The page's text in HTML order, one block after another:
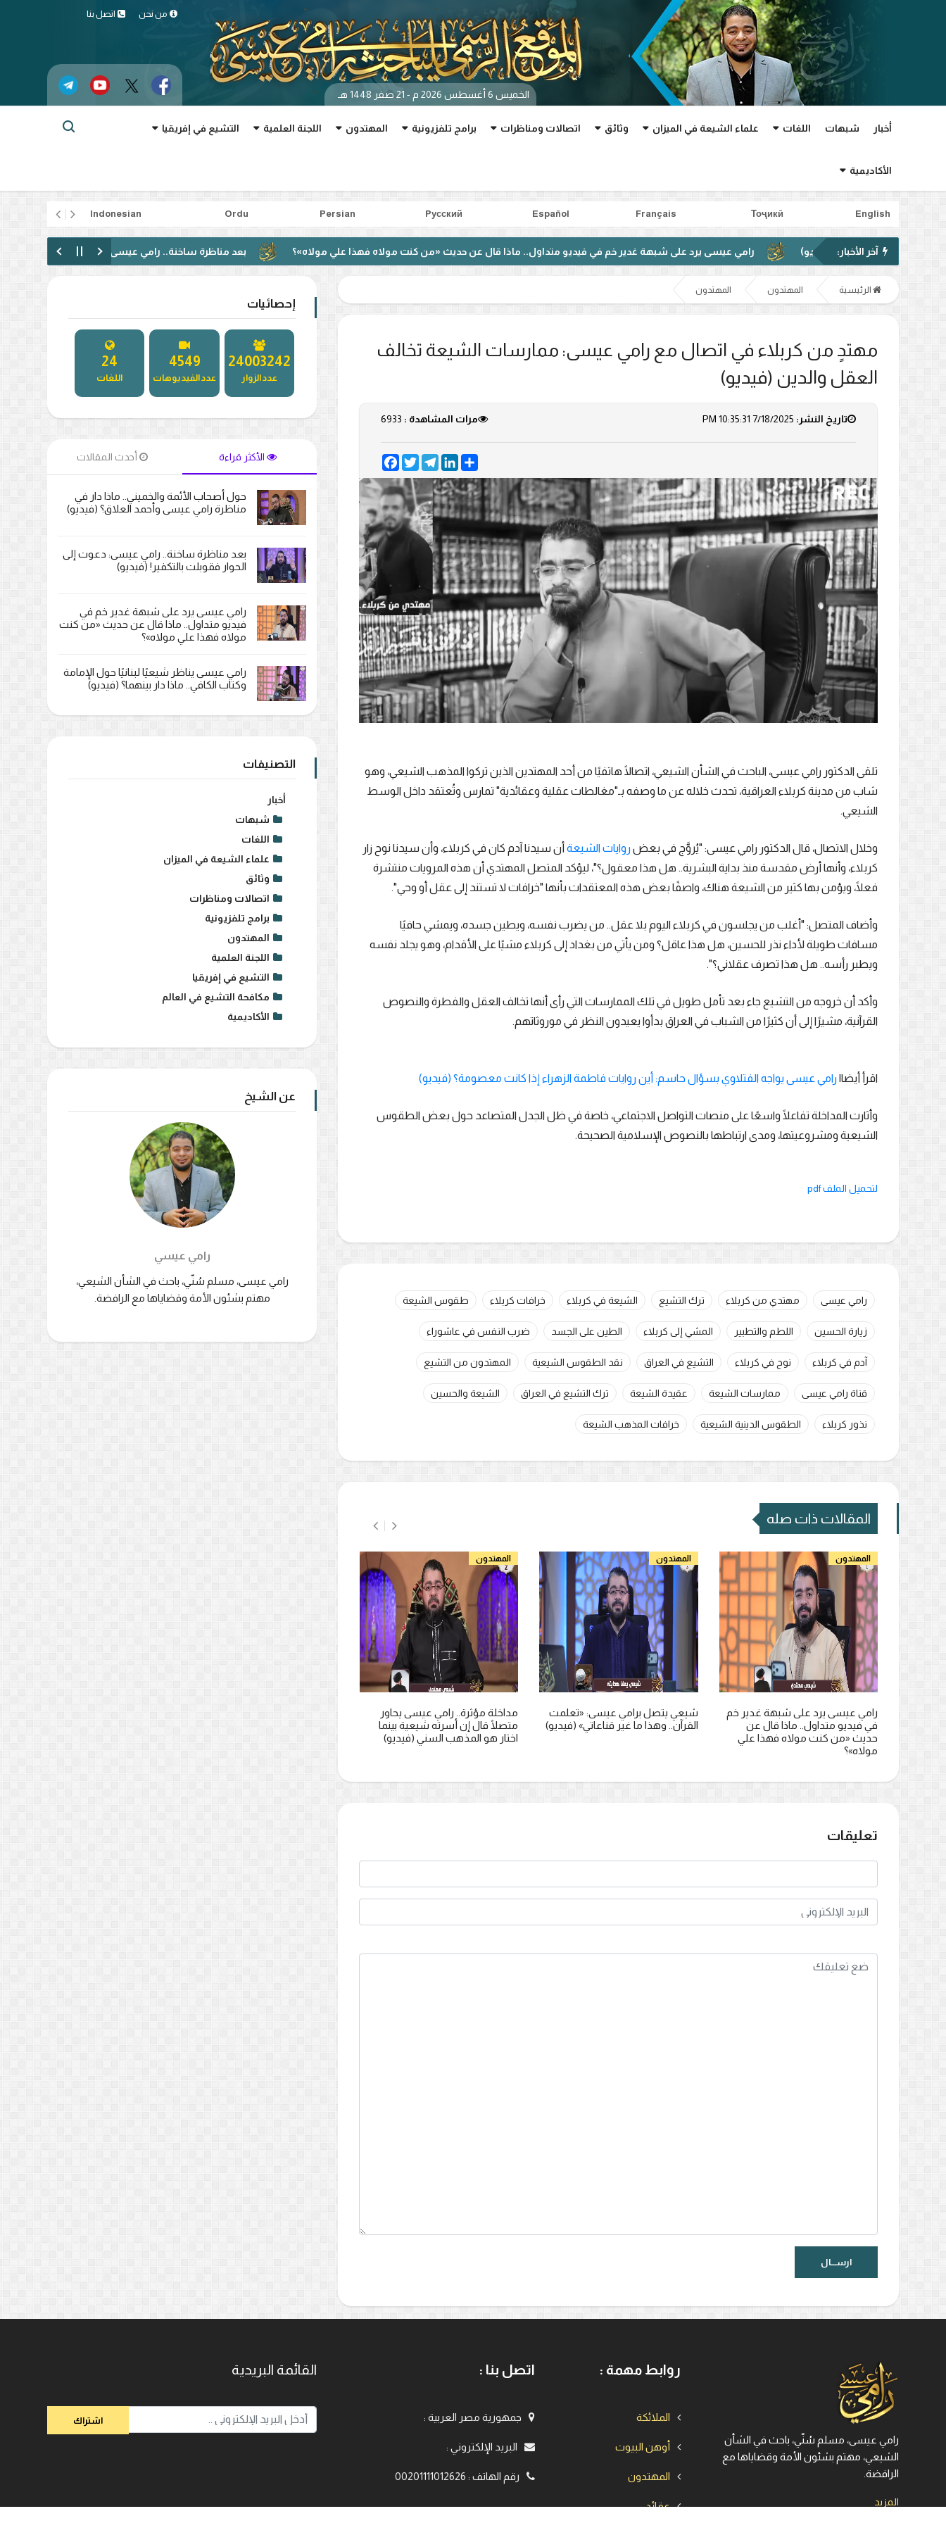
من نحن اتصل بنا
الخميس 6 أغسطس 2026 م - 21 صفر 1448 هـ
أخبار شبهات اللغات علماء الشيعة في الميزان وثائق اتصالات ومناظرات برامج تلفزيونية المهتدون اللجنة العلمية التشيع في إفريقيا
الأكاديمية
English
Тоҷикӣ
Français
Español
Pусский
Persian
Ordu
Indonesian
آخر الأخبار: رامي عيسى يرد على شبهة غدير خم في فيديو متداول.. ماذا قال عن حديث «من كنت مولاه فهذا علي مولاه»؟ بعد مناظرة ساخنة.. رامي عيسى: دعوت إلى الحوار فقوبلت بالتكفير! (فيديو)
الرئيسية المهتدون المهتدون
مهتدٍ من كربلاء في اتصال مع رامي عيسى: ممارسات الشيعة تخالف
العقل والدين (فيديو)
تاريخ النشر: 7/18/2025 10:35:31 PM مرات المشاهدة : 6933
FacebookTwitter
TelegramLinkedInShare
تلقى الدكتور رامي عيسى، الباحث في الشأن الشيعي، اتصالًا هاتفيًا من أحد المهتدين الذين تركوا المذهب الشيعي، وهو
شاب من مدينة كربلاء العراقية، تحدث خلاله عن ما وصفه بـ"مغالطات عقلية وعقائدية" تمارس وتُعتقد داخل الوسط
الشيعي.
وخلال الاتصال، قال الدكتور رامي عيسى: "يُروَّج في بعضروايات الشيعة أن سيدنا آدم كان في كربلاء، وأن سيدنا نوح زار
كربلاء، وأنها أرض مقدسة منذ بداية البشرية.. هل هذا معقول؟"، ليؤكد المتصل المهتدي أن هذه المرويات منتشرة
فعلًا، ويؤمن بها كثير من الشيعة هناك، واصفًا بعض هذه المعتقدات بأنها "خرافات لا تستند إلى عقل أو وحي".
وأضاف المتصل: "أغلب من يجلسون في كربلاء اليوم بلا عقل.. من يضرب نفسه، ويطين جسده، ويمشي حافيًا
مسافات طويلة لأداء نذر للحسين، هل هذا عاقل؟ ومن يأتي من بغداد إلى كربلاء مشيًا على الأقدام، وهو يجلد نفسه
ويطبر رأسه.. هل هذا تصرف عقلاني؟".
وأكد أن خروجه من التشيع جاء بعد تأمل طويل في تلك الممارسات التي رأى أنها تخالف العقل والفطرة والنصوص
القرآنية، مشيرًا إلى أن كثيرًا من الشباب في العراق بدأوا يعيدون النظر في موروثاتهم.
اقرأ أيضا|رامي عيسى يواجه الفتلاوي بسؤال حاسم: أين روايات فاطمة الزهراء إذا كانت معصومة؟ (فيديو)
وأثارت المداخلة تفاعلًا واسعًا على منصات التواصل الاجتماعي، خاصة في ظل الجدل المتصاعد حول بعض الطقوس
الشيعية ومشروعيتها، ومدى ارتباطها بالنصوص الإسلامية الصحيحة.
لتحميل الملف pdf
رامي عيسى مهتدي من كربلاء ترك التشيع الشيعة في كربلاء خرافات كربلاء طقوس الشيعة
زيارة الحسين اللطم والتطبير المشي إلى كربلاء الطين على الجسد ضرب النفس في عاشوراء
آدم في كربلاء نوح في كربلاء التشيع في العراق نقد الطقوس الشيعية المهتدون من التشيع
قناة رامي عيسى ممارسات الشيعة عقيدة الشيعة ترك التشيع في العراق الشيعة والحسين
نذور كربلاء الطقوس الدينية الشيعية خرافات المذهب الشيعة
المقالات ذات صله
المهتدون
شيعي يتصل برامي عيسى: «تعلمت
القرآن.. وهذا ما غير قناعاتي» (فيديو)
المهتدون
مداخلة مؤثرة.. رامي عيسى يحاور
متصلًا قال إن أسرته شيعية بينما
المهتدون
قصة اهتداء.. شاب عراقي يروي رحلته
مع الدكتور رامي عيسى بعد 3 سنوات
(فيديو)
تعليقات
إحصائيات
27307443
عدد الزوار
5181
عدد الفيديوهات
27
اللغات
الأكثر قراءة أحدث المقالات
حول أصحاب الأئمة والخميني.. ماذا دار في
مناظرة رامي عيسى وأحمد العلاق؟ (فيديو)
بعد مناظرة ساخنة.. رامي عيسى: دعوت إلى
الحوار فقوبلت بالتكفير! (فيديو)
رامي عيسى يرد على شبهة غدير خم في
فيديو متداول.. ماذا قال عن حديث «من كنت
مولاه فهذا علي مولاه»؟
رامي عيسى يناظر شيعيًا لبنانيًا حول الإمامة
وكتاب الكافي.. ماذا دار بينهما؟ (فيديو)
التصنيفات
أخبار
شبهات
اللغات
علماء الشيعة في الميزان
وثائق
اتصالات ومناظرات
برامج تلفزيونية
المهتدون
اللجنة العلمية
التشيع في إفريقيا
مكافحة التشيع في العالم
الأكاديمية
عن الشيخ
رامي عيسي
رامي عيسى، مسلم سُنّي، باحث في الشأن الشيعي،
مهتم بشئون الأمة وقضاياها مع الرافضة.
رامي عيسى، مسلم سُنّي، باحث في الشأن
الشيعي، مهتم بشئون الأمة وقضاياها مع
الرافضة.
المزيد
روابط مهمة :
الملائكة
أوهن البيوت
المهتدون
عقائد
اتصل بنا :
جمهورية مصر العربية:
البريد الإلكتروني:
رقم الهاتف:
00201111012626
القائمة البريدية